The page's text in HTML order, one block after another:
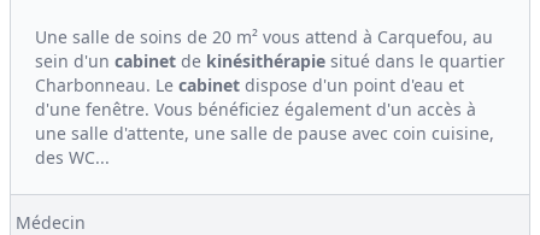
Une salle de soins de 20 m² vous attend à Carquefou, au
sein d'un cabinet de kinésithérapie situé dans le quartier
Charbonneau. Le cabinet dispose d'un point d'eau et
d'une fenêtre. Vous bénéficiez également d'un accès à
une salle d'attente, une salle de pause avec coin cuisine,
des WC...
Médecin